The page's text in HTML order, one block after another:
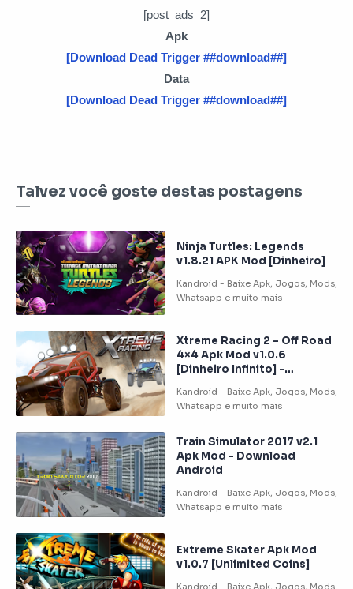
[post_ads_2]
Apk
[Download Dead Trigger ##download##]
Data
[Download Dead Trigger ##download##]
Talvez você goste destas postagens
Ninja Turtles: Legends
v1.8.21 APK Mod [Dinheiro]
Xtreme Racing 2 – Off Road
4×4 Apk Mod v1.0.6
[Dinheiro Infinito] -
Train Simulator 2017 v2.1
Apk Mod - Download
Android
Extreme Skater Apk Mod
v1.0.7 [Unlimited Coins]